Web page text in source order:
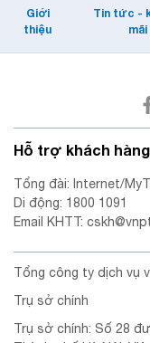
Giới
thiệu
Tin tức -
mãi
Hỗ trợ khách hàng
Tổng đài: Internet/
Di động: 1800 1091
Email KHTT:
Tổng công ty dịch vụ
Trụ sở chính
Trụ sở chính: Số 28